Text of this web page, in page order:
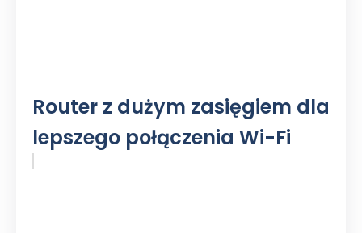
Router z dużym zasięgiem dla
lepszego połączenia Wi-Fi